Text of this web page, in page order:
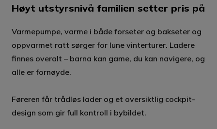
Høyt utstyrsnivå familien setter pris på
Varmepumpe, varme i både forseter og bakseter og
oppvarmet ratt sørger for lune vinterturer. Ladere
finnes overalt – barna kan game, du kan navigere, og
alle er fornøyde.
Føreren får trådløs lader og et oversiktlig cockpit-
design som gir full kontroll i bybildet.